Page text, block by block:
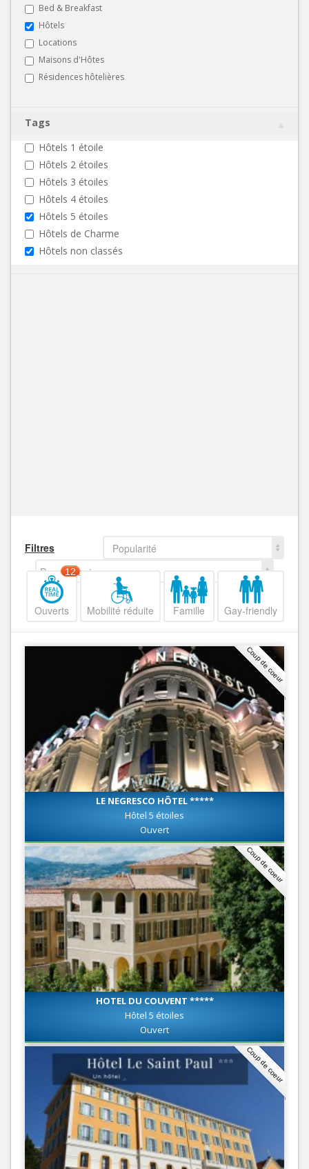
Bed & Breakfast
Hôtels
Locations
Maisons d'Hôtes
Résidences hôtelières
Tags
Hôtels 1 étoile
Hôtels 2 étoiles
Hôtels 3 étoiles
Hôtels 4 étoiles
Hôtels 5 étoiles
Hôtels de Charme
Hôtels non classés
Filtres
Popularité
Decroissant
Ouverts
12
Mobilité réduite Famille Gay-friendly
Coup de coeur
LE NEGRESCO HÔTEL *****
Hôtel 5 étoiles
Ouvert
Coup de coeur
HOTEL DU COUVENT *****
Hôtel 5 étoiles
Ouvert
Coup de coeur